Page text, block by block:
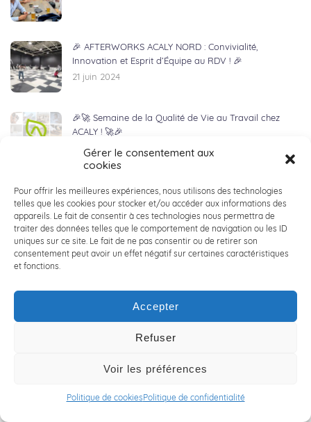
Gérer le consentement aux
cookies
Pour offrir les meilleures expériences, nous utilisons des technologies
telles que les cookies pour stocker et/ou accéder aux informations des
appareils. Le fait de consentir à ces technologies nous permettra de
traiter des données telles que le comportement de navigation ou les ID
uniques sur ce site. Le fait de ne pas consentir ou de retirer son
consentement peut avoir un effet négatif sur certaines caractéristiques
et fonctions.
Accepter
Refuser
Voir les préférences
Politique de cookiesPolitique de confidentialité
🎉 AFTERWORKS ACALY NORD : Convivialité,
Innovation et Esprit d’Équipe au RDV ! 🎉
21 juin 2024
🎉🚀 Semaine de la Qualité de Vie au Travail chez
ACALY ! 🚀🎉
20 juin 2024
🚀 ACALY Recrute : Nos Équipes Toujours sur le Terrain !
🚀
14 juin 2024
👋 RENCONTRE AVEC JONATHAN LOBERT👋
🏀 ACALY DAYS 2024 : seconde édition ! 🏀